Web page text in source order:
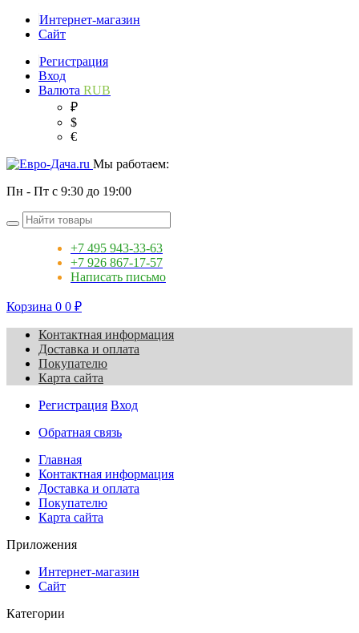
Интернет-магазин
Сайт
Регистрация
Вход
Валюта RUB
₽
$
€
Мы работаем:
Пн - Пт с 9:30 до 19:00
+7 495 943-33-63
+7 926 867-17-57
Написать письмо
Корзина 0 0 ₽
Контактная информация
Доставка и оплата
Покупателю
Карта сайта
Регистрация Вход
Обратная связь
Главная
Контактная информация
Доставка и оплата
Покупателю
Карта сайта
Приложения
Интернет-магазин
Сайт
Категории